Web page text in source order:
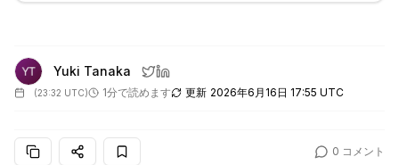
Yuki Tanaka
(23:32 UTC) 1分で読めます 更新 2026年6月16日 17:55 UTC
0 コメント